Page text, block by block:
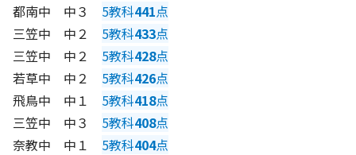
都南中 中３ 5教科441点
三笠中 中２ 5教科433点
三笠中 中２ 5教科428点
若草中 中２ 5教科426点
飛鳥中 中１ 5教科418点
三笠中 中３ 5教科408点
奈教中 中１ 5教科404点